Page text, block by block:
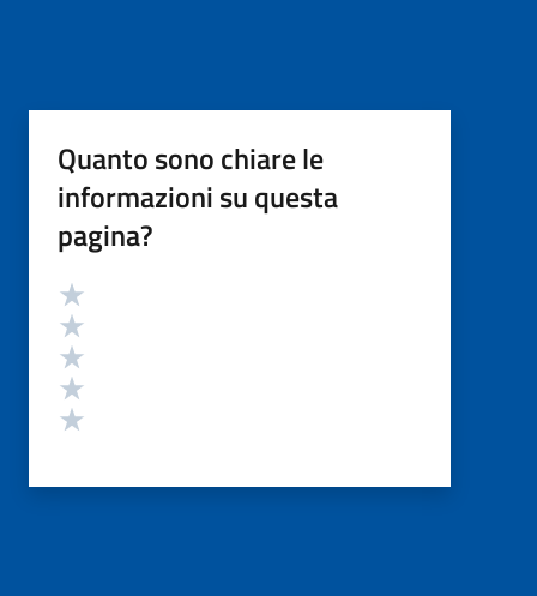
Quanto sono chiare le
informazioni su questa
pagina?
Valutazione